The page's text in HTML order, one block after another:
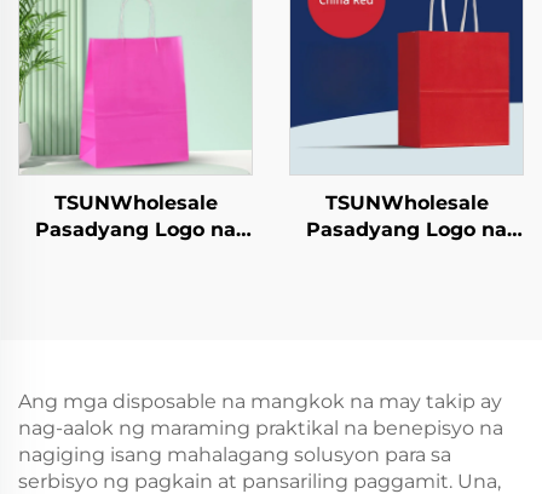
Hamburgers-para sa
Catering Crafts
Cookie Pet Food Etc.
TSUNWholesale
Pasadyang Logo na
Packaging Crafts
TSUNWholesale
Pasadyang Logo na
Packaging Crafts
Ang mga disposable na mangkok na may takip ay
nag-aalok ng maraming praktikal na benepisyo na
nagiging isang mahalagang solusyon para sa
serbisyo ng pagkain at pansariling paggamit. Una,